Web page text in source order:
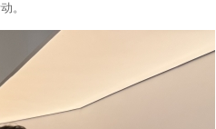
。